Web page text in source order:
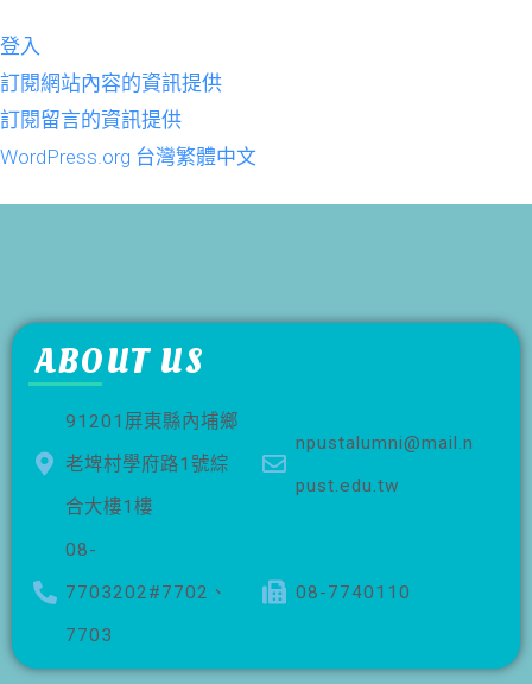
登入
訂閱網站內容的資訊提供
訂閱留言的資訊提供
WordPress.org 台灣繁體中文
ABOUT US
91201屏東縣內埔鄉
老埤村學府路1號綜
合大樓1樓
npustalumni@mail.n
pust.edu.tw
08-
7703202#7702、
7703
08-7740110